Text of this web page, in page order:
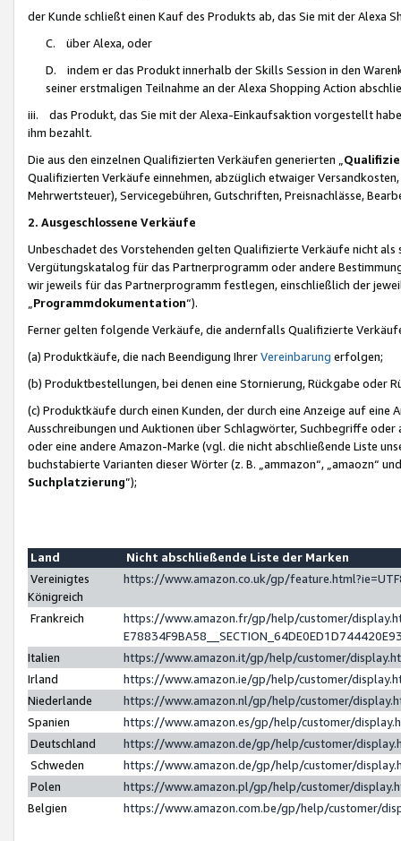
der Kunde schließt einen Kauf des Produkts ab, das Sie mit der Alexa
C. über Alexa, oder
D. indem er das Produkt innerhalb der Skills Session in den
seiner erstmaligen Teilnahme an der Alexa Shopping Action
iii. das Produkt, das Sie mit der Alexa-Einkaufsaktion vorgestellt
ihm bezahlt.
Die aus den einzelnen Qualifizierten Verkäufen generierten „
Qualifizierten Verkäufe einnehmen, abzüglich etwaiger
Mehrwertsteuer), Servicegebühren, Gutschriften, Preisnachlässe,
2. Ausgeschlossene Verkäufe
Unbeschadet des Vorstehenden gelten Qualifizierte Verkäufe nicht
Vergütungskatalog für das Partnerprogramm oder andere
wir jeweils für das Partnerprogramm festlegen, einschließlich der
Programmdokumentation“).
Ferner gelten folgende Verkäufe, die andernfalls Qualifizierte
(a) Produktkäufe, die nach Beendigung IhrerVereinbarung erfolgen;
(b) Produktbestellungen, bei denen eine Stornierung, Rückgabe oder
(c) Produktkäufe durch einen Kunden, der durch eine Anzeige auf
Ausschreibungen und Auktionen über Schlagwörter, Suchbegriffe
oder eine andere Amazon-Marke (vgl. die nicht abschließende Liste
buchstabierte Varianten dieser Wörter (z. B. „ammazon“, „amaozn“
Suchplatzierung”);
Land
Nicht abschließende Liste der Marken
Vereinigtes
Königreich
https://www.amazon.co.uk/gp/
Frankreich
https://www.amazon.fr/gp/help/customer/
Italien
https://www.amazon.it/gp/help/customer/
Irland
https://www.amazon.ie/gp/help/customer/
Niederlande
https://www.amazon.nl/gp/help/customer/
Spanien
https://www.amazon.es/gp/help/customer/
Deutschland
https://www.amazon.de/gp/help/customer/
Schweden
https://www.amazon.de/gp/help/customer/
Polen
https://www.amazon.pl/gp/help/customer/
Belgien
https://www.amazon.com.be/gp/help/customer/